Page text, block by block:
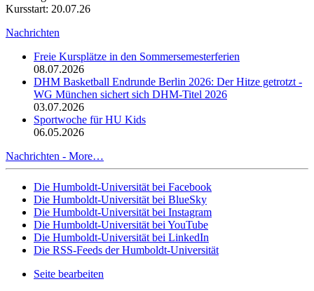
Kursstart: 20.07.26
Nachrichten
Freie Kursplätze in den Sommersemesterferien
08.07.2026
DHM Basketball Endrunde Berlin 2026: Der Hitze getrotzt -
WG München sichert sich DHM-Titel 2026
03.07.2026
Sportwoche für HU Kids
06.05.2026
Nachrichten - More…
Die Humboldt-Universität bei Facebook
Die Humboldt-Universität bei BlueSky
Die Humboldt-Universität bei Instagram
Die Humboldt-Universität bei YouTube
Die Humboldt-Universität bei LinkedIn
Die RSS-Feeds der Humboldt-Universität
Seite bearbeiten